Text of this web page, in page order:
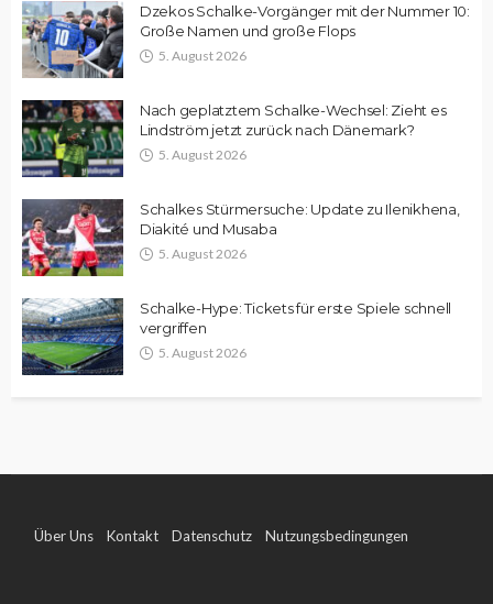
Dzekos Schalke-Vorgänger mit der Nummer 10:
Große Namen und große Flops
5. August 2026
Nach geplatztem Schalke-Wechsel: Zieht es
Lindström jetzt zurück nach Dänemark?
5. August 2026
Schalkes Stürmersuche: Update zu Ilenikhena,
Diakité und Musaba
5. August 2026
Schalke-Hype: Tickets für erste Spiele schnell
vergriffen
5. August 2026
Über Uns Kontakt Datenschutz Nutzungsbedingungen